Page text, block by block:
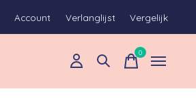
Account Verlanglijst Vergelijk
0items